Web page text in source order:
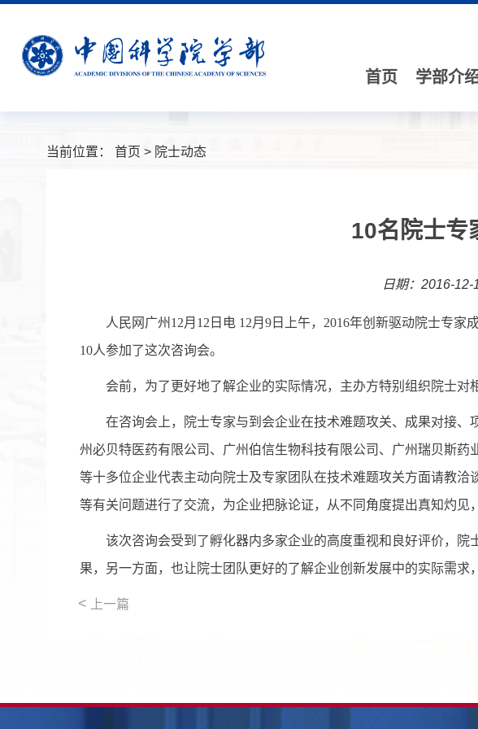
首页 学部介
当前位置： 首页 > 院士动态
10名院士专
日期：2016-12-
人民网广州12月12日电 12月9日上午，2016年创新驱动院士专家
10人参加了这次咨询会。
会前，为了更好地了解企业的实际情况，主办方特别组织院士对相
在咨询会上，院士专家与到会企业在技术难题攻关、成果对接、
州必贝特医药有限公司、广州伯信生物科技有限公司、广州瑞贝斯
等十多位企业代表主动向院士及专家团队在技术难题攻关方面请教
等有关问题进行了交流，为企业把脉论证，从不同角度提出真知灼见
该次咨询会受到了孵化器内多家企业的高度重视和良好评价，院
果，另一方面，也让院士团队更好的了解企业创新发展中的实际需
< 上一篇